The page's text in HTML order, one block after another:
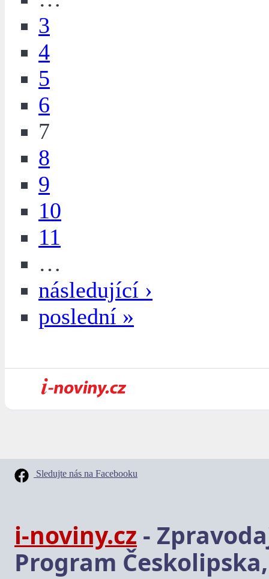
3
4
5
6
7
8
9
10
11
…
následující ›
poslední »
Sledujte nás na Facebooku
i-noviny.cz -
Program